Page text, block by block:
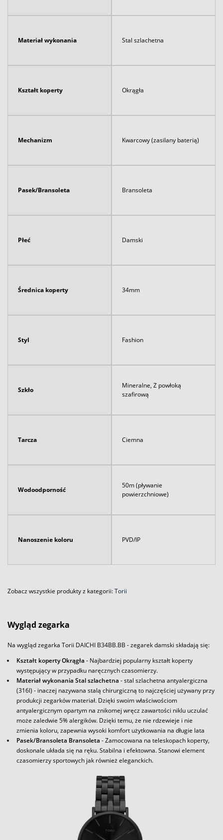
Materiał wykonania Stal szlachetna
Kształt koperty Okrągła
Mechanizm Kwarcowy (zasilany baterią)
Pasek/Bransoleta Bransoleta
Płeć Damski
Średnica koperty 34mm
Styl Fashion
Szkło
Mineralne, Z powłoką
szafirową
Tarcza Ciemna
Wodoodporność
50m (pływanie
powierzchniowe)
Nanoszenie koloru PVD/IP
Zobacz wszystkie produkty z kategorii:Torii
Wygląd zegarka
Na wygląd zegarka Torii DAICHI B34BB.BB - zegarek damski składają się:
Kształt koperty Okrągła - Najbardziej popularny kształt koperty
występujący w przypadku naręcznych czasomierzy.
Materiał wykonania Stal szlachetna - stal szlachetna antyalergiczna
(316l) - inaczej nazywana stalą chirurgiczną to najczęściej używany przy
produkcji zegarków materiał. Dzięki swoim właściwościom
antyalergicznym opartym na znikomej wręcz zawartości niklu uczulać
może zaledwie 5% alergików. Dzięki temu, że nie rdzewieje i nie
zmienia koloru, zapewnia wysoki komfort użytkowania na długie lata
Pasek/Bransoleta Bransoleta - Zamocowana na teleskopach koperty,
doskonale układa się na ręku. Stabilna i efektowna. Stanowi element
czasomierzy sportowych jak również eleganckich.